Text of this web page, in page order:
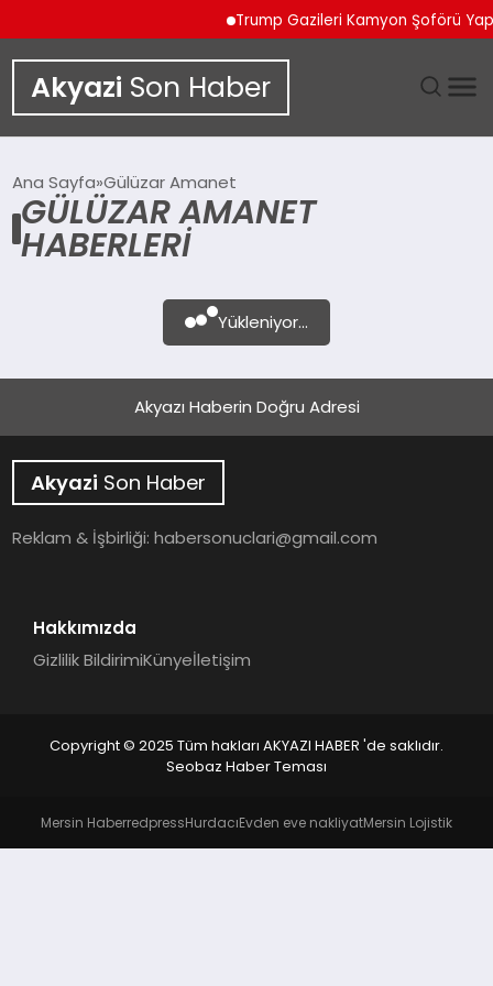
Trump Gazileri Kamyon Şoförü
Akyazi Son Haber
SIYASET
YAŞAM
Ana Sayfa Gülüzar Amanet
GÜLÜZAR AMANET
HABERLERI
Yükleniyor...
Akyazı Haberin Doğru Adresi
Akyazi Son Haber
Reklam & İşbirliği:habersonuclari@gmail.com
Hakkımızda
Gizlilik BildirimiKünyeİletişim
Copyright © 2025 Tüm hakları AKYAZI HABER 'de saklıdır.
Seobaz Haber Teması
Mersin HaberredpressHurdacıEvden eve nakliyatMersin Lojistik